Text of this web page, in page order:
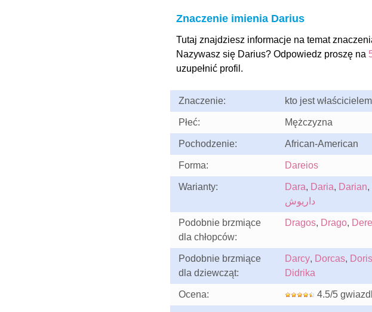
Znaczenie imienia Darius
Tutaj znajdziesz informacje na temat
Nazywasz się Darius? Odpowiedz proszę na
uzupełnić profil.
Znaczenie: kto jest
Płeć: Mężczyzna
Pochodzenie: African-American
Forma: Dareios
Warianty: Dara, Daria, Darian,
داریوش
Podobnie brzmiące
dla chłopców:
Dragos, Drago,
Podobnie brzmiące
dla dziewcząt:
Darcy, Dorcas, Doris
Didrika
Ocena: 4.5/5